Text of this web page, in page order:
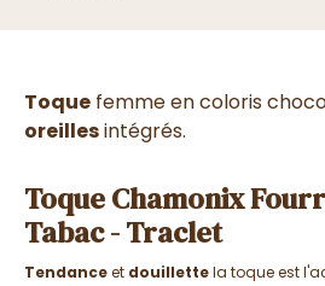
Toque femme en coloris
oreillesintégrés.
Toque Chamonix
Tabac - Traclet
Tendanceet douillettela toque est